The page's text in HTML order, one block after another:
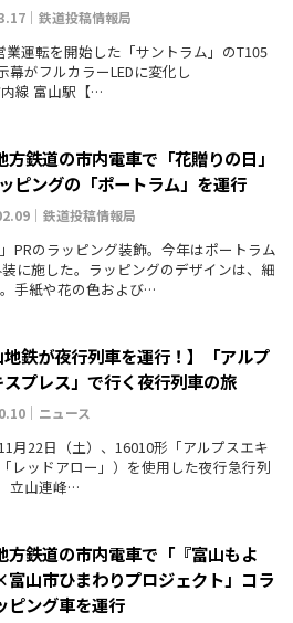
｜鉄道投稿情報局
運転を開始した「サントラム」のT105
がフルカラーLEDに変化し
線 富山駅【…
方鉄道の市内電車で「花贈りの日」
ピングの「ポートラム」を運行
｜鉄道投稿情報局
PRのラッピング装飾。今年はポートラム
に施した。ラッピングのデザインは、細
手紙や花の色および…
地鉄が夜行列車を運行！】「アルプ
スプレス」で行く夜行列車の旅
｜ニュース
月22日（土）、16010形「アルプスエキ
レッドアロー」）を使用した夜行急行列
立山連峰…
方鉄道の市内電車で「『富山もよ
山市ひまわりプロジェクト」コラ
ピング車を運行